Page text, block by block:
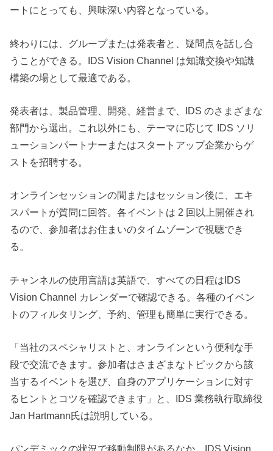
ートにとっても、興味深い内容となっている。
終わりには、グループまたは発表者と、疑問点を話し合
うことができる。IDS Vision Channel は知識交換や知識
構築の場として最適である。
発表者は、製品管理、開発、経営まで、IDS のさまざまな
部門から選出。これ以外にも、テーマに応じて IDS ソリ
ューションパートナーまたはスタートアップ企業からゲ
ストを招聘する。
オンラインセッションの間またはセッション後に、エキ
スパートが質問に回答。各イベントは 2 回以上開催され
るので、参加者はお住まいのタイムゾーンで視聴でき
る。
チャンネルの使用言語は英語で、すべての日程はIDS
Vision Channel カレンダーで確認できる。各種のイベン
トのフィルタリング、予約、管理も簡単に実行できる。
「当社のスペシャリストと、オンラインという便利な手
段で交流できます。参加者はさまざまなトピックから該
当するイベントを選び、自身のアプリケーションに対す
るヒントとコツを確認できます」と、IDS 業務執行取締役
Jan Hartmann氏は説明している。
パンデミックの状況で移動制限があるなか、IDS Vision